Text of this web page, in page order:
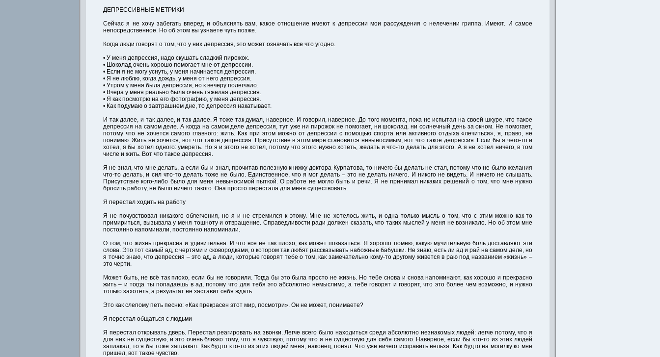
ДЕПРЕССИВНЫЕ МЕТРИКИ
Сейчас я не хочу забегать вперед и объяснять вам, какое отношение имеют к депрессии мои рассуждения о нелечении гриппа. Имеют. И самое
непосредственное. Но об этом вы узнаете чуть позже.
Когда люди говорят о том, что у них депрессия, это может означать все что угодно.
• У меня депрессия, надо скушать сладкий пирожок.
• Шоколад очень хорошо помогает мне от депрессии.
• Если я не могу уснуть, у меня начинается депрессия.
• Я не люблю, когда дождь, у меня от него депрессия.
• Утром у меня была депрессия, но к вечеру полегчало.
• Вчера у меня реально была очень тяжелая депрессия.
• Я как посмотрю на его фотографию, у меня депрессия.
• Как подумаю о завтрашнем дне, то депрессия накатывает.
И так далее, и так далее, и так далее. Я тоже так думал, наверное. И говорил, наверное. До того момента, пока не испытал на своей шкуре, что такое
депрессия на самом деле. А когда на самом деле депрессия, тут уже ни пирожок не помогает, ни шоколад, ни солнечный день за окном. Не помогает,
потому что не хочется самого главного: жить. Как при этом можно от депрессии с помощью спорта или активного отдыха «лечиться», я, право, не
понимаю. Жить не хочется, вот что такое депрессия. Присутствие в этом мире становится невыносимым, вот что такое депрессия. Если бы я чего-то и
хотел, я бы хотел одного: умереть. Но я и этого не хотел, потому что этого нужно хотеть, желать и что-то делать для этого. А я не хотел ничего, в том
числе и жить. Вот что такое депрессия.
Я не знал, что мне делать, а если бы и знал, прочитав полезную книжку доктора Курпатова, то ничего бы делать не стал, потому что не было желания
что-то делать, и сил что-то делать тоже не было. Единственное, что я мог делать – это не делать ничего. И никого не видеть. И ничего не слышать.
Присутствие кого-либо было для меня невыносимой пыткой. О работе не могло быть и речи. Я не принимал никаких решений о том, что мне нужно
бросить работу, не было ничего такого. Она просто перестала для меня существовать.
Я перестал ходить на работу
Я не почувствовал никакого облегчения, но я и не стремился к этому. Мне не хотелось жить, и одна только мысль о том, что с этим можно как-то
примириться, вызывала у меня тошноту и отвращение. Справедливости ради должен сказать, что таких мыслей у меня не возникало. Но об этом мне
постоянно напоминали, постоянно напоминали.
О том, что жизнь прекрасна и удивительна. И что все не так плохо, как может показаться. Я хорошо помню, какую мучительную боль доставляют эти
слова. Это тот самый ад, с чертями и сковородками, о котором так любят рассказывать набожные бабушки. Не знаю, есть ли ад и рай на самом деле, но
я точно знаю, что депрессия – это ад, а люди, которые говорят тебе о том, как замечательно кому-то другому живется в раю под названием «жизнь» –
это черти.
Может быть, не всё так плохо, если бы не говорили. Тогда бы это была просто не жизнь. Но тебе снова и снова напоминают, как хорошо и прекрасно
жить – и тогда ты попадаешь в ад, потому что для тебя это абсолютно немыслимо, а тебе говорят и говорят, что это более чем возможно, и нужно
только захотеть, а результат не заставит себя ждать.
Это как слепому петь песню: «Как прекрасен этот мир, посмотри». Он не может, понимаете?
Я перестал общаться с людьми
Я перестал открывать дверь. Перестал реагировать на звонки. Легче всего было находиться среди абсолютно незнакомых людей: легче потому, что я
для них не существую, и это очень близко тому, что я чувствую, потому что я не существую для себя самого. Наверное, если бы кто-то из этих людей
заплакал, то я бы тоже заплакал. Как будто кто-то из этих людей меня, наконец, понял. Что уже ничего исправить нельзя. Как будто на могилку ко мне
пришел, вот такое чувство.